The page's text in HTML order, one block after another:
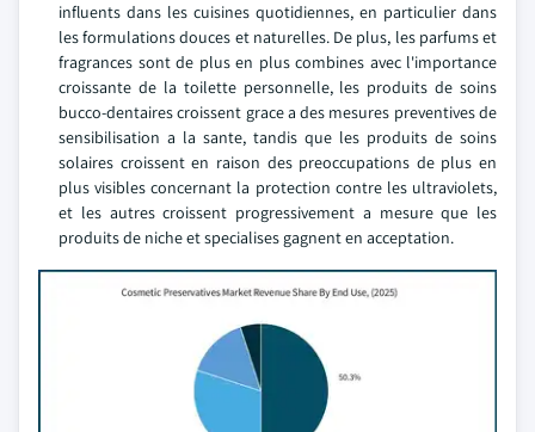
influents dans les cuisines quotidiennes, en particulier dans
les formulations douces et naturelles. De plus, les parfums et
fragrances sont de plus en plus combines avec l'importance
croissante de la toilette personnelle, les produits de soins
bucco-dentaires croissent grace a des mesures preventives de
sensibilisation a la sante, tandis que les produits de soins
solaires croissent en raison des preoccupations de plus en
plus visibles concernant la protection contre les ultraviolets,
et les autres croissent progressivement a mesure que les
produits de niche et specialises gagnent en acceptation.